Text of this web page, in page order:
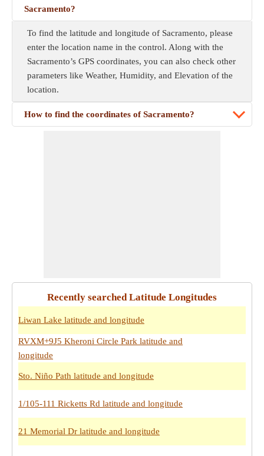
Sacramento?
To find the latitude and longitude of Sacramento, please
enter the location name in the control. Along with the
Sacramento’s GPS coordinates, you can also check other
parameters like Weather, Humidity, and Elevation of the
location.
How to find the coordinates of Sacramento?
Recently searched Latitude Longitudes
Liwan Lake latitude and longitude
RVXM+9J5 Kheroni Circle Park latitude and
longitude
Sto. Niño Path latitude and longitude
1/105-111 Ricketts Rd latitude and longitude
21 Memorial Dr latitude and longitude